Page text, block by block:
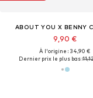
ABOUT YOU X BENNY
9,90 €
À l'origine : 34,90 €
Dernier prix le plus bas :